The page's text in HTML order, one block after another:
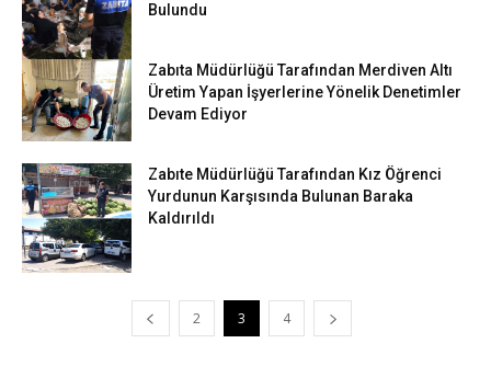
Bulundu
Zabıta Müdürlüğü Tarafından Merdiven Altı
Üretim Yapan İşyerlerine Yönelik Denetimler
Devam Ediyor
Zabıte Müdürlüğü Tarafından Kız Öğrenci
Yurdunun Karşısında Bulunan Baraka
Kaldırıldı
2 3 4